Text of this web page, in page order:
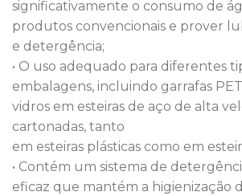
significativamente o consumo de
produtos convencionais e prover
e detergência;
• O uso adequado para diferentes
embalagens, incluindo garrafas
vidros em esteiras de aço de alta
cartonadas, tanto
em esteiras plásticas como em
• Contém um sistema de
eficaz que mantém a higienização